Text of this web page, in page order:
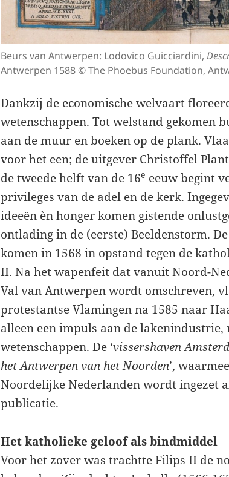
Beurs van Antwerpen: Lodovico Guicciardini,
Antwerpen 1588 © The Phoebus Foundation,
Dankzij de economische welvaart
wetenschappen. Tot welstand gekomen
aan de muur en boeken op de plank.
voor het een; de uitgever Christoffel
de tweede helft van de 16e eeuw begint
privileges van de adel en de kerk.
ideeën èn honger komen gistende
ontlading in de (eerste) Beeldenstorm.
komen in 1568 in opstand tegen de
II. Na het wapenfeit dat vanuit Noord-
Val van Antwerpen wordt omschreven,
protestantse Vlamingen na 1585 naar
alleen een impuls aan de lakenindustrie,
wetenschappen. De ‘vissershaven
het Antwerpen van het Noorden’,
Noordelijke Nederlanden wordt ingezet
publicatie.
Het katholieke geloof als bindmiddel
Voor het zover was trachtte Filips II de